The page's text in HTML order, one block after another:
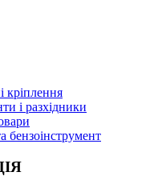
кріплення
і разхідники
бензоінструмент